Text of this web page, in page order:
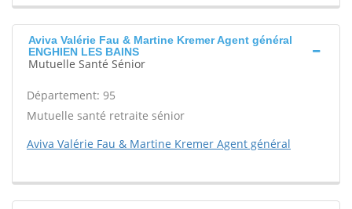
Aviva Valérie Fau & Martine Kremer Agent général
ENGHIEN LES BAINS
Mutuelle Santé Sénior
Département: 95
Mutuelle santé retraite sénior
Aviva Valérie Fau & Martine Kremer Agent général